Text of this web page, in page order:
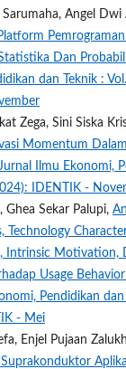
Angel
Dan
dan Teknik :
Zega, Sini Siska
Momentum
Jurnal Ilmu Ekonomi,
IDENTIK -
Ghea Sekar Palupi,
Technology
Intrinsic Motivation,
Usage
Pendidikan
- Mei
Enjel Pujaan
Suprakonduktor